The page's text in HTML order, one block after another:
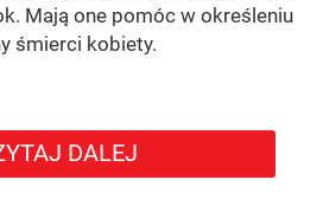
Mają one pomóc w określeniu
śmierci kobiety.
DALEJ